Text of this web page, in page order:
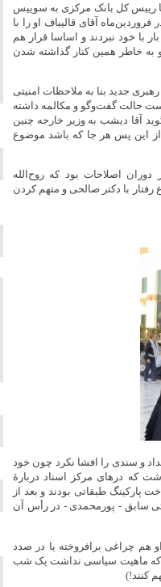
رییس کل بانک مرکزی به سوییس
آقای قالیباف او را با
با خود نبردند و اساسا قرار هم
به خاطر همین کنار گذاشته شدن
جدید بنا به ملاحظات امنیتی
حالت گفت‌و‌گو و مکالمه داشته
آقا دیشب به وزیر خارجه چنین
از این پس هر جا که باشد موضوع
دوران اصلاحات بود که روح‌الله
با دکتر صالحی و متهم کردن
و سندی را افشا نکرد چون خود
که درهای مرکز اسناد دربارۀ
طبقاتی بودند و بعد از
سابق - پورمحمدی - در رأس آن
هم چراغی برافروخته یا در صدد
که ماهیت سیاسی نداشت یک شب
کنند!)